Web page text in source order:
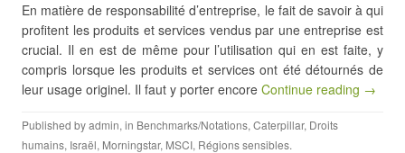
En matière de responsabilité d’entreprise, le fait de savoir à qui
profitent les produits et services vendus par une entreprise est
crucial. Il en est de même pour l’utilisation qui en est faite, y
compris lorsque les produits et services ont été détournés de
leur usage originel. Il faut y porter encore Continue reading →
Published byadmin, in Benchmarks/Notations, Caterpillar, Droits
humains, Israël, Morningstar, MSCI, Régions sensibles.